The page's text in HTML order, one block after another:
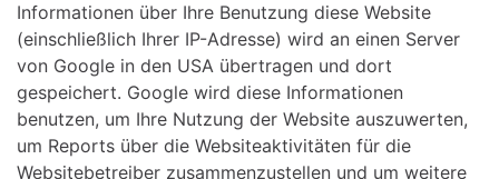
Informationen über Ihre Benutzung diese Website
(einschließlich Ihrer IP-Adresse) wird an einen Server
von Google in den USA übertragen und dort
gespeichert. Google wird diese Informationen
benutzen, um Ihre Nutzung der Website auszuwerten,
um Reports über die Websiteaktivitäten für die
Websitebetreiber zusammenzustellen und um weitere